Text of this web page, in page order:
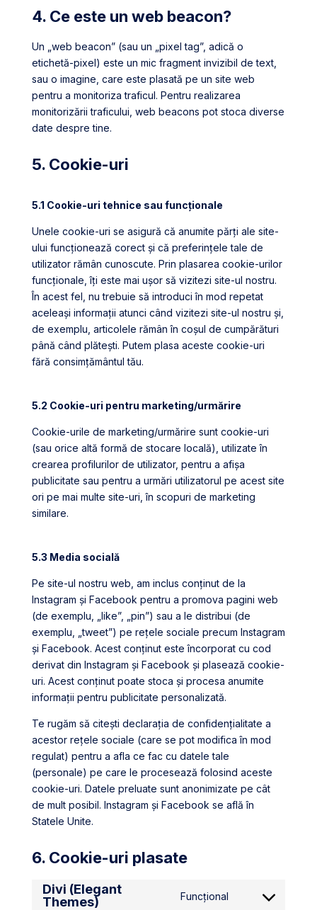
4. Ce este un web beacon?
Un „web beacon” (sau un „pixel tag”, adică o
etichetă-pixel) este un mic fragment invizibil de text,
sau o imagine, care este plasată pe un site web
pentru a monitoriza traficul. Pentru realizarea
monitorizării traficului, web beacons pot stoca diverse
date despre tine.
5. Cookie-uri
5.1 Cookie-uri tehnice sau funcționale
Unele cookie-uri se asigură că anumite părți ale site-
ului funcționează corect și că preferințele tale de
utilizator rămân cunoscute. Prin plasarea cookie-urilor
funcționale, îți este mai ușor să vizitezi site-ul nostru.
În acest fel, nu trebuie să introduci în mod repetat
aceleași informații atunci când vizitezi site-ul nostru și,
de exemplu, articolele rămân în coșul de cumpărături
până când plătești. Putem plasa aceste cookie-uri
fără consimțământul tău.
5.2 Cookie-uri pentru marketing/urmărire
Cookie-urile de marketing/urmărire sunt cookie-uri
(sau orice altă formă de stocare locală), utilizate în
crearea profilurilor de utilizator, pentru a afișa
publicitate sau pentru a urmări utilizatorul pe acest site
ori pe mai multe site-uri, în scopuri de marketing
similare.
5.3 Media socială
Pe site-ul nostru web, am inclus conținut de la
Instagram și Facebook pentru a promova pagini web
(de exemplu, „like”, „pin”) sau a le distribui (de
exemplu, „tweet”) pe rețele sociale precum Instagram
și Facebook. Acest conținut este încorporat cu cod
derivat din Instagram și Facebook și plasează cookie-
uri. Acest conținut poate stoca și procesa anumite
informații pentru publicitate personalizată.
Te rugăm să citești declarația de confidențialitate a
acestor rețele sociale (care se pot modifica în mod
regulat) pentru a afla ce fac cu datele tale
(personale) pe care le procesează folosind aceste
cookie-uri. Datele preluate sunt anonimizate pe cât
de mult posibil. Instagram și Facebook se află în
Statele Unite.
6. Cookie-uri plasate
Divi (Elegant
Themes)
Funcțional
Consent